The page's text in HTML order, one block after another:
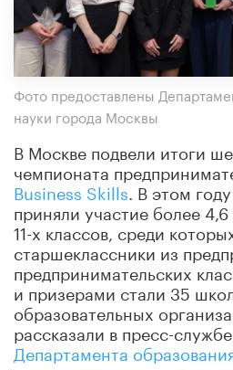
Фото предоставлены
науки города Москвы
В Москве подвели итоги
чемпионата
Business Skills . В этом
приняли участие более
11-х классов, среди
старшеклассники из
предпринимательских
и призерами стали 35
образовательных
рассказали в пресс-
Департамента